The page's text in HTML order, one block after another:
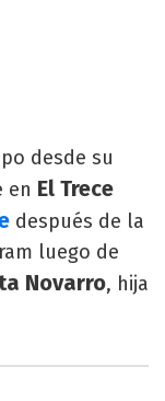
desde su
en El Trece
después de la
luego de
Novarro, hija